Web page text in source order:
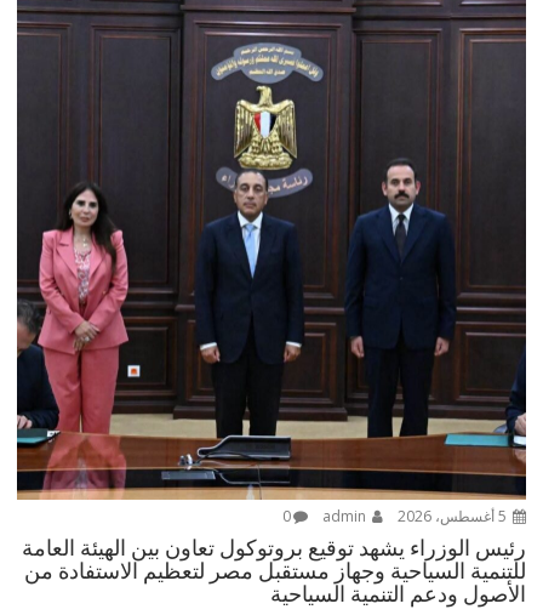
0
رئيس الوزراء يشهد توقيع بروتوكول تعاون بين الهيئة العامة
للتنمية السياحية وجهاز مستقبل مصر لتعظيم الاستفادة من
الأصول ودعم التنمية السياحية